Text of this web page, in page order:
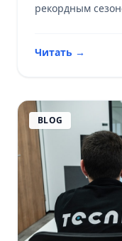
рекордным
Читать →
BLOG